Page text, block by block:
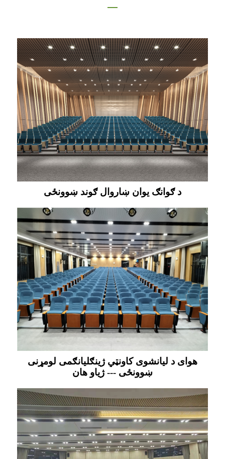
د ګوانګ یوان ښاروال ګوند ښوونځی
هوای د ليانشوی کاونټي ژینګلیانګمی لومړنی
ښوونځی --- ژیاو هان